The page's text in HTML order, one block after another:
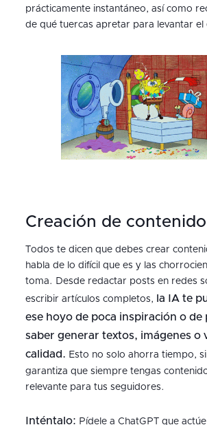
prácticamente instantáneo, así como
de qué tuercas apretar para levantar el
Creación de contenido
Todos te dicen que debes crear
habla de lo difícil que es y las
toma. Desde redactar posts en redes
escribir artículos completos,
la IA te
ese hoyo de poca inspiración o de
saber generar textos, imágenes o
calidad. Esto no solo ahorra tiempo,
garantiza que siempre tengas
relevante para tus seguidores.
Inténtalo: Pídele a ChatGPT que